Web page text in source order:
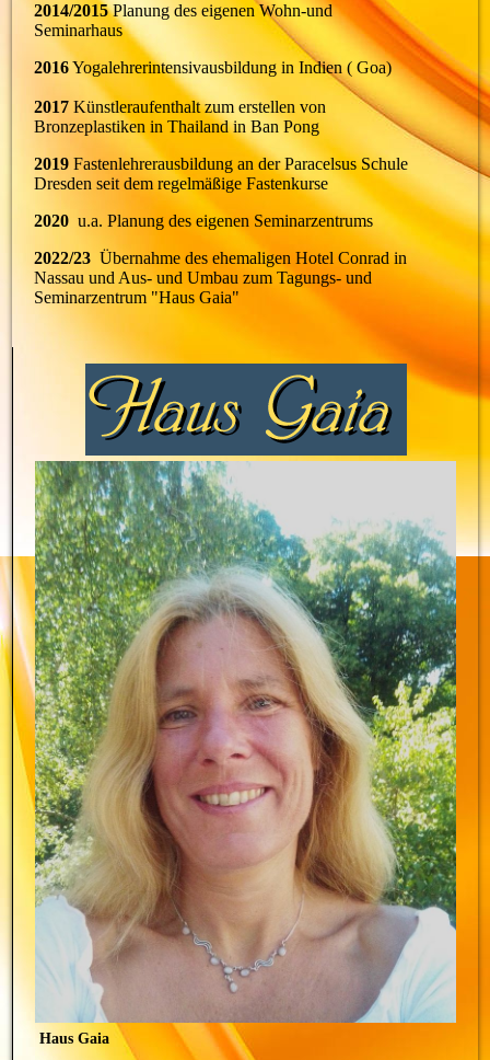
2014/2015Planung des eigenen Wohn-und
Seminarhaus
2016Yogalehrerintensivausbildung in Indien ( Goa)
2017Künstleraufenthalt zum erstellen von
Bronzeplastiken in Thailand in Ban Pong
2019 Fastenlehrerausbildung an der Paracelsus Schule
Dresden seit dem regelmäßige Fastenkurse
2020u.a. Planung des eigenen Seminarzentrums
2022/23 Übernahme des ehemaligen Hotel Conrad in
Nassau und Aus- und Umbau zum Tagungs- und
Seminarzentrum "Haus Gaia"
Haus Gaia